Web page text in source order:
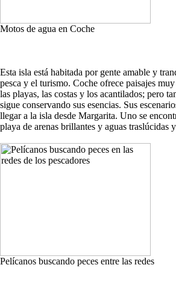
Motos de agua en Coche
Esta isla está habitada por gente amable y
pesca y el turismo. Coche ofrece paisajes
las playas, las costas y los acantilados; pero
sigue conservando sus esencias. Sus
llegar a la isla desde Margarita. Uno se
playa de arenas brillantes y aguas traslúcidas
Pelícanos buscando peces entre las redes